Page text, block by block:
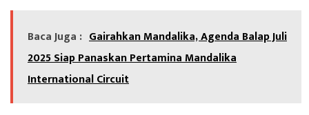
Baca Juga : Gairahkan Mandalika, Agenda Balap Juli
2025 Siap Panaskan Pertamina Mandalika
International Circuit